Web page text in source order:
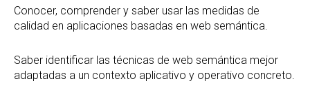
Conocer, comprender y saber usar las medidas de
calidad en aplicaciones basadas en web semántica.
Saber identificar las técnicas de web semántica mejor
adaptadas a un contexto aplicativo y operativo concreto.